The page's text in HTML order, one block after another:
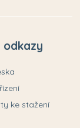
odkazy
ke stažení